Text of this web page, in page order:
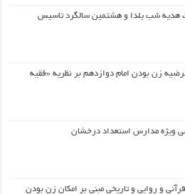
هدیه شب یلدا و هشتمین سالگرد تاسیس
زن بودن امام دوازدهم بر نظریه «فقیه
ویژه مدارس استعداد درخشان
و روایی و تاریخی مبنی بر امکان زن بودن